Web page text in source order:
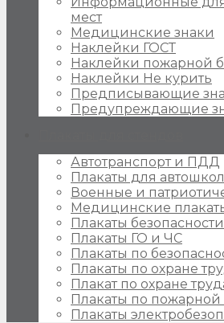
мест
Медицинские знаки
Наклейки ГОСТ
Наклейки пожарной
Наклейки Не курить
Предписывающие
Предупреждающие
Автотранспорт и ПДД
Плакаты для
Военные и
Медицинские
Плакаты
Плакаты ГО и ЧС
Плакаты по
Плакаты по охране
Плакат по охране
Плакаты по пожарной
Плакаты